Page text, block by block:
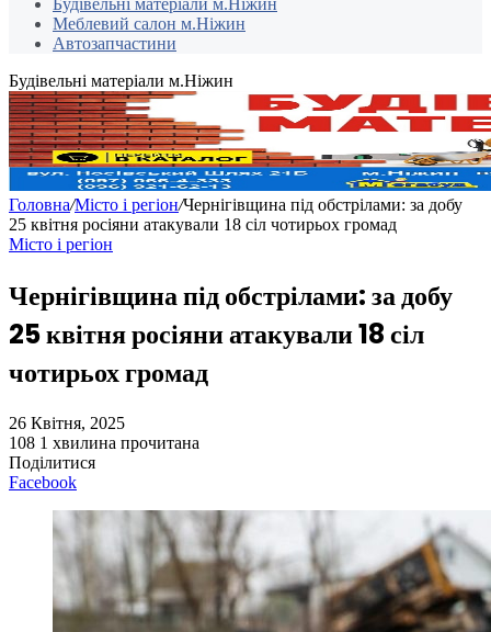
Будівельні матеріали м.Ніжин
Меблевий салон м.Ніжин
Автозапчастини
Будівельні матеріали м.Ніжин
Головна/Місто і регіон/Чернігівщина під обстрілами: за добу
25 квітня росіяни атакували 18 сіл чотирьох громад
Місто і регіон
Чернігівщина під обстрілами: за добу
25 квітня росіяни атакували 18 сіл
чотирьох громад
26 Квітня, 2025
108 1 хвилина прочитана
Поділитися
Facebook